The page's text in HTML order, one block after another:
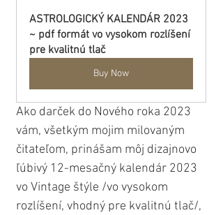
ASTROLOGICKÝ KALENDÁR 2023
~ pdf formát vo vysokom rozlíšení
pre kvalitnú tlač
Buy Now
Ako darček do Nového roka 2023
vám, všetkým mojim milovaným
čitateľom, prinášam môj dizajnovo
ľúbivý 12-mesačný kalendár 2023
vo Vintage štýle /vo vysokom
rozlíšení, vhodný pre kvalitnú tlač/,